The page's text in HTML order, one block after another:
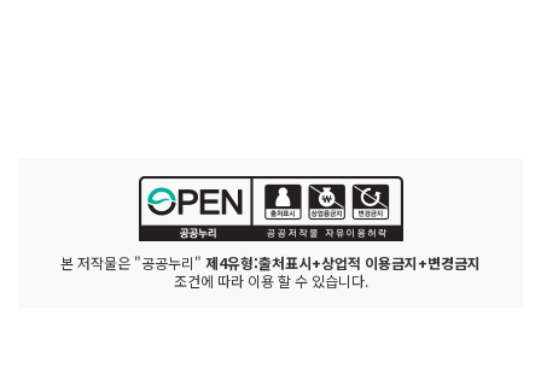
본 저작물은 "공공누리" 제4유형:출처표시+상업적 이용금지+변경금지
조건에 따라 이용 할 수 있습니다.